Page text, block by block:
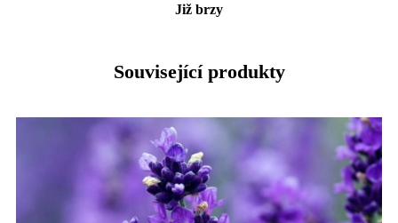
Již brzy
Související produkty